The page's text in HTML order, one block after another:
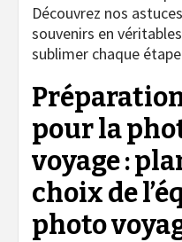
Découvrez nos
souvenirs en
sublimer chaque
pour la
voyage :
choix de
photo